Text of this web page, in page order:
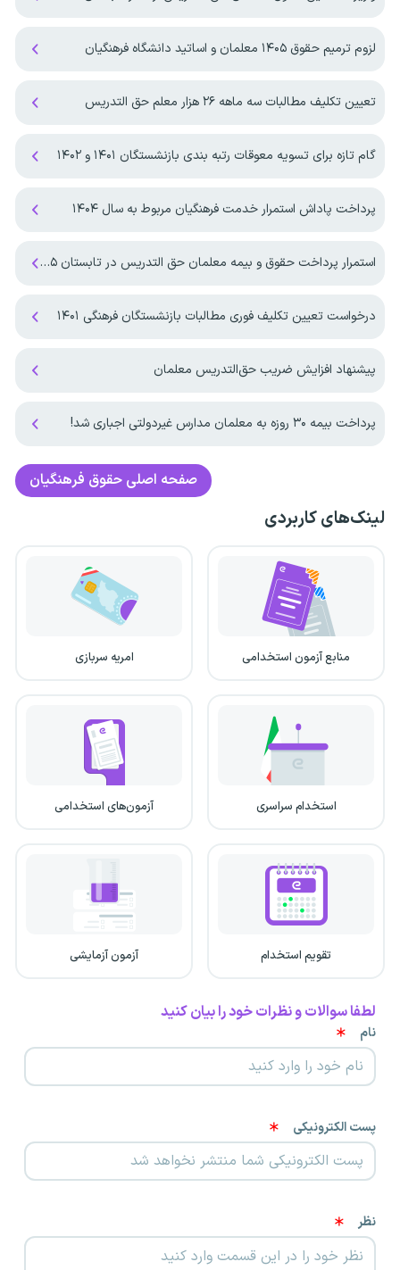
لزوم ترمیم حقوق ۱۴۰۵ معلمان و اساتید دانشگاه فرهنگیان
تعیین تکلیف مطالبات سه ماهه ۲۶ هزار معلم حق التدریس
گام تازه برای تسویه معوقات رتبه بندی بازنشستگان ۱۴۰۱ و ۱۴۰۲
پرداخت پاداش استمرار خدمت فرهنگیان مربوط به سال ۱۴۰۴
استمرار پرداخت حقوق و بیمه معلمان حق التدریس در تابستان ۱۴۰۵
درخواست تعیین تکلیف فوری مطالبات بازنشستگان فرهنگی ۱۴۰۱
پیشنهاد افزایش ضریب حق‌التدریس معلمان
پرداخت بیمه ۳۰ روزه به معلمان مدارس غیردولتی اجباری شد!
صفحه اصلی حقوق فرهنگیان
لینک‌های کاربردی
منابع آزمون استخدامی امریه سربازی
استخدام سراسری آزمون‌های استخدامی
تقویم استخدام آزمون آزمایشی
لطفا سوالات و نظرات خود را بیان کنید
نام
پست الکترونیکی
نظر